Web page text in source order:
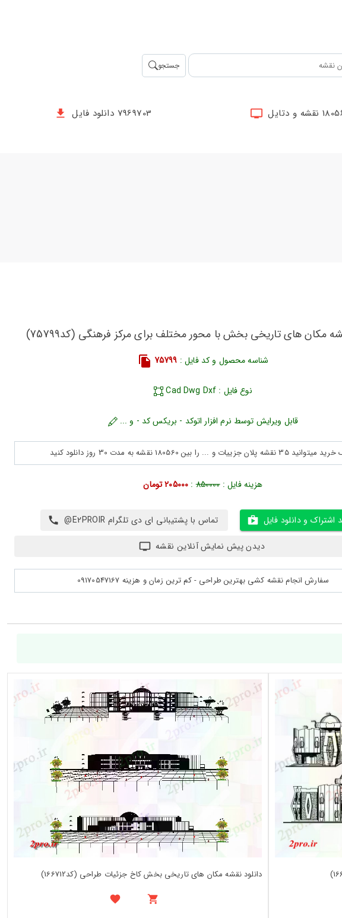
جستجو
نقشه و دتایل 7969703 دانلود فایل
مکان های تاریخی بخش با محور مختلف برای مرکز فرهنگی (کد75799)
شناسه محصول و کد فایل : 75799
نوع فایل : Cad Dwg Dxf
قابل ویرایش توسط نرم افزار اتوکد - بریکس کد - و ...
نقشه پلان جزییات و ... را بین 180560 نقشه به مدت 30 روز دانلود کنید
هزینه فایل :850000
: 205000 تومان
اشتراک و دانلود فایل
تماس با پشتیبانی ای دی تلگرام E2PROIR@
دیدن پیش نمایش آنلاین نقشه
سفارش انجام نقشه کشی بهترین طراحی - کم ترین زمان و هزینه 09170547167
دانلود نقشه مکان های تاریخی بخش کاخ جزئیات طراحی (کد166712)